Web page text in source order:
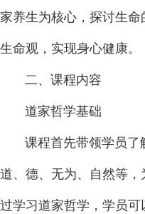
家养生为核心，探讨生
生命观，实现身心健康。
二、课程内容
道家哲学基础
课程首先带领学员了
道、德、无为、自然等
过学习道家哲学，学员